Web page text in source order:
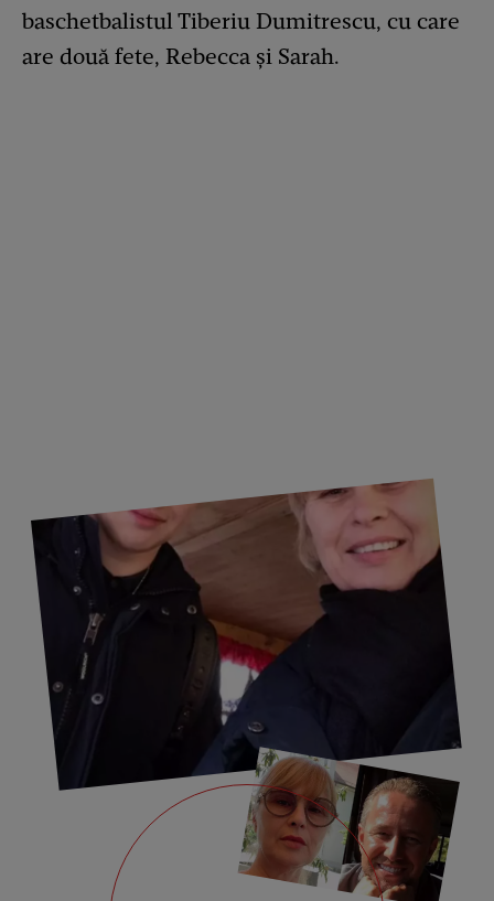
baschetbalistul Tiberiu Dumitrescu, cu care
are două fete, Rebecca și Sarah.